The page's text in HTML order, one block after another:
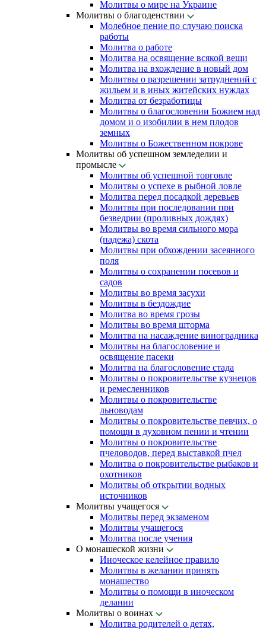
Молитвы о мире на Украине
Молитвы о благоденствии
Молебное пение по случаю поиска
работы
Молитва о работе
Молитва на освящение всякой вещи
Молитва на вхождение в новый дом
Молитвы о разрешении затруднений с
жильем и в иных житейских нуждах
Молитва от безработицы
Молитвы о благословении Божием над
домом и о изобилии в нем плодов
земных
Молитвы о Божественном покрове
Молитвы об успешном земледелии и
промысле
Молитвы об успешной торговле
Молитвы о успехе в рыбной ловле
Молитва перед посадкой деревьев
Молитвы при последовании при
безведрии (проливных дождях)
Молитвы во время сильного мора
(падежа) скота
Молитвы при обхождении засеянного
поля
Молитвы о сохранении посевов и
садов
Молитвы во время засухи
Молитвы в бездождие
Молитва во время грозы
Молитвы во время шторма
Молитва на насаждение виноградника
Молитвы на благословение и
освящение пасеки
Молитва на благословение стада
Молитвы о покровительстве кузнецов
и ремесленников
Молитвы о покровительстве
льноводам
Молитвы о покровительстве певчих, о
помощи в духовном пении и чтении
Молитвы о покровительстве
пчеловодов, перед выставкой пчел
Молитва о покровительстве рыбаков и
охотников
Молитвы об открытии водных
источников
Молитвы учащегося
Молитвы перед экзаменом
Молитвы учащегося
Молитва после учения
О монашеской жизни
Иноческое келейное правило
Молитвы в желании принять
монашество
Молитвы о помощи в иноческом
делании
Молитвы о воинах
Молитва родителей о детях,